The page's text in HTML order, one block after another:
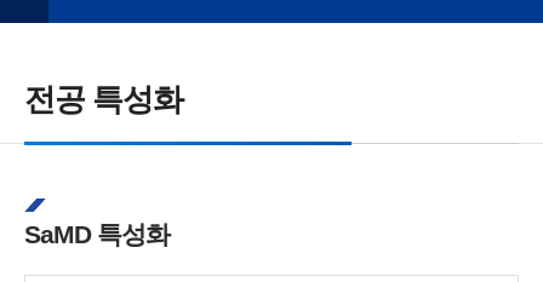
전공 특성화
SaMD 특성화